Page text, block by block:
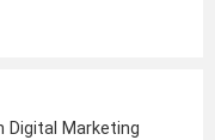
Digital Marketing